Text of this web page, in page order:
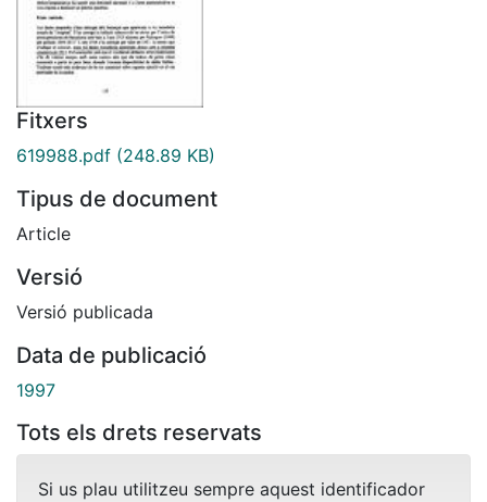
Fitxers
619988.pdf (248.89 KB)
Tipus de document
Article
Versió
Versió publicada
Data de publicació
1997
Tots els drets reservats
Si us plau utilitzeu sempre aquest identificador